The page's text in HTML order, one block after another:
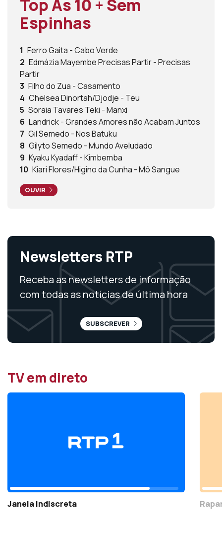
Top As 10 + Sem
Espinhas
1 Ferro Gaita - Cabo Verde
2 Edmázia Mayembe Precisas Partir - Precisas
Partir
3 Filho do Zua - Casamento
4 Chelsea Dinortah/Djodje - Teu
5 Soraia Tavares Teki - Manxi
6 Landrick - Grandes Amores não Acabam Juntos
7 Gil Semedo - Nos Batuku
8 Gilyto Semedo - Mundo Aveludado
9 Kyaku Kyadaff - Kimbemba
10 Kiari Flores/Higino da Cunha - Mô Sangue
OUVIR
Newsletters RTP
Receba as newsletters de informação
com todas as notícias de última hora
SUBSCREVER
TV em direto
Janela Indiscreta